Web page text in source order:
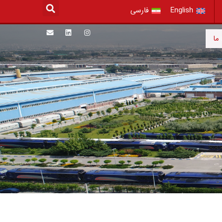
English فارسی
ما